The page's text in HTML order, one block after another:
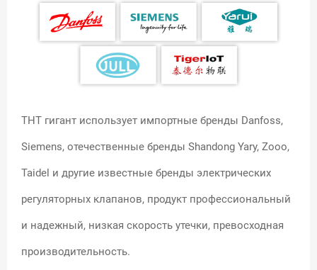
THT гигант использует импортные бренды Danfoss,
Siemens, отечественные бренды Shandong Yary, Zooo,
Taidel и другие известные бренды электрических
регуляторных клапанов, продукт профессиональный
и надежный, низкая скорость утечки, превосходная
производительность.